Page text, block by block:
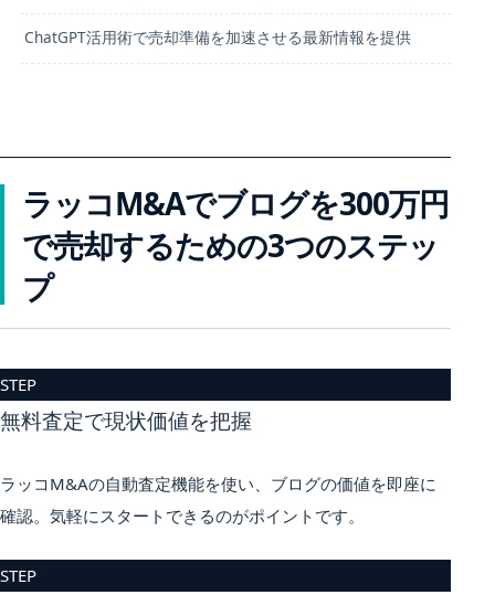
ChatGPT活用術で売却準備を加速させる最新情報を提供
ラッコM&Aでブログを300万円
で売却するための3つのステッ
プ
STEP
無料査定で現状価値を把握
ラッコM&Aの自動査定機能を使い、ブログの価値を即座に
確認。気軽にスタートできるのがポイントです。
STEP